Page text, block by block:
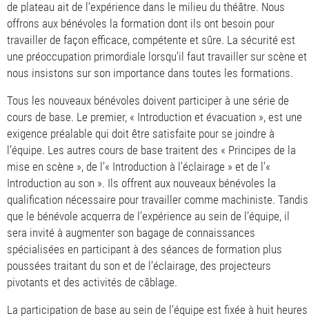
de plateau ait de l’expérience dans le milieu du théâtre. Nous
offrons aux bénévoles la formation dont ils ont besoin pour
travailler de façon efficace, compétente et sûre. La sécurité est
une préoccupation primordiale lorsqu’il faut travailler sur scène et
nous insistons sur son importance dans toutes les formations.
Tous les nouveaux bénévoles doivent participer à une série de
cours de base. Le premier, « Introduction et évacuation », est une
exigence préalable qui doit être satisfaite pour se joindre à
l’équipe. Les autres cours de base traitent des « Principes de la
mise en scène », de l’« Introduction à l’éclairage » et de l’«
Introduction au son ». Ils offrent aux nouveaux bénévoles la
qualification nécessaire pour travailler comme machiniste. Tandis
que le bénévole acquerra de l’expérience au sein de l’équipe, il
sera invité à augmenter son bagage de connaissances
spécialisées en participant à des séances de formation plus
poussées traitant du son et de l’éclairage, des projecteurs
pivotants et des activités de câblage.
La participation de base au sein de l’équipe est fixée à huit heures